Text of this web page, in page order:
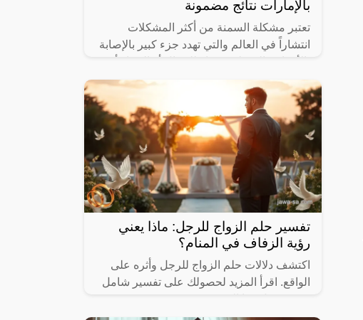
بالإمارات نتائج مضمونة
تعتبر مشكلة السمنة من أكثر المشكلات
انتشاراً في العالم والتي تهدد جزء كبير بالإصابة
حتى الأطفال، وقد يكون السبب في
تفسير حلم الزواج للرجل: ماذا يعني
رؤية الزفاف في المنام؟
اكتشف دلالات حلم الزواج للرجل وأثره على
الواقع. اقرأ المزيد لحصولك على تفسير شامل